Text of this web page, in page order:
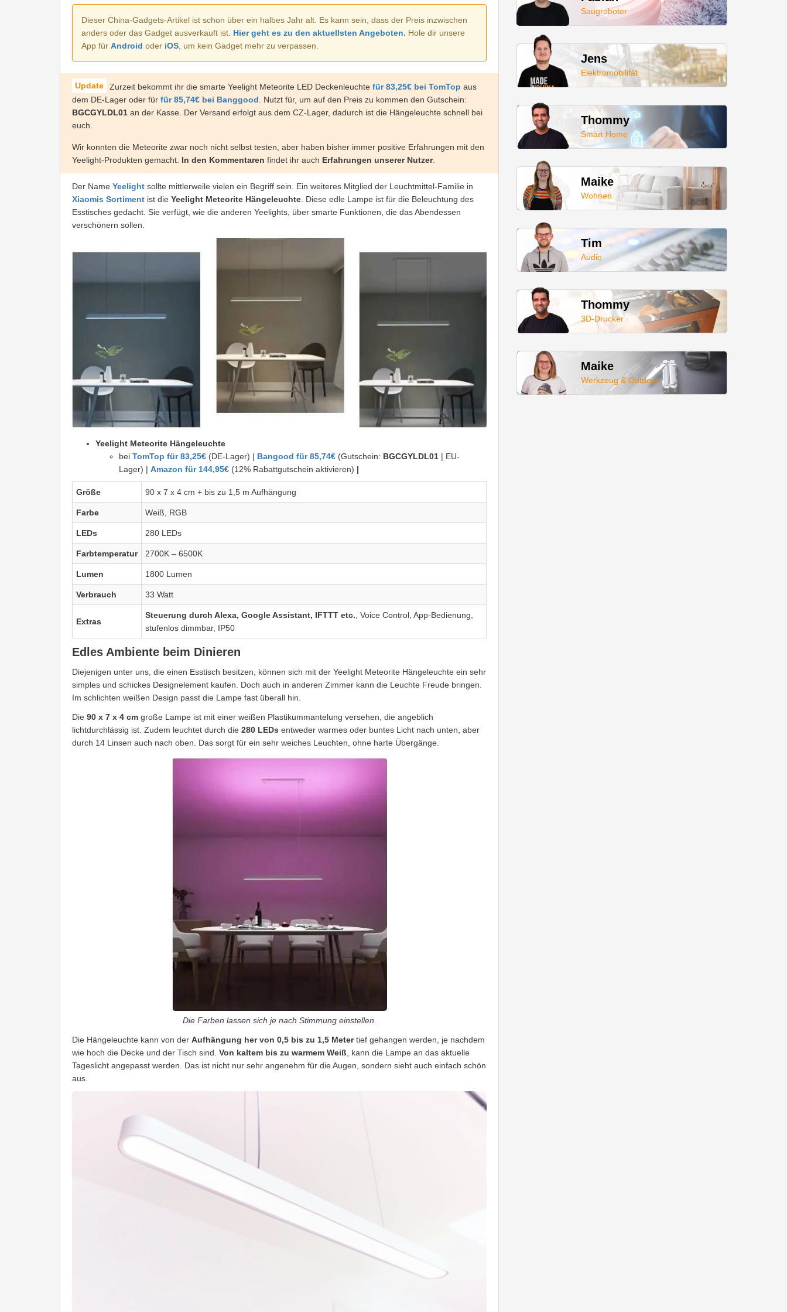
Dieser China-Gadgets-Artikel ist schon über ein halbes Jahr alt. Es kann sein, dass der Preis inzwischen
anders oder das Gadget ausverkauft ist. Hier geht es zu den aktuellsten Angeboten. Hole dir unsere
App für Android oder iOS , um kein Gadget mehr zu verpassen.
Zurzeit bekommt ihr die smarte Yeelight Meteorite LED Deckenleuchte für 83,25€ bei TomTop aus
dem DE-Lager oder für für 85,74€ bei Banggood . Nutzt für, um auf den Preis zu kommen den Gutschein:
BGCGYLDL01 an der Kasse. Der Versand erfolgt aus dem CZ-Lager, dadurch ist die Hängeleuchte schnell bei
euch.
Wir konnten die Meteorite zwar noch nicht selbst testen, aber haben bisher immer positive Erfahrungen mit den
Yeelight-Produkten gemacht. In den Kommentaren findet ihr auch Erfahrungen unserer Nutzer.
Der Name Yeelight sollte mittlerweile vielen ein Begriff sein. Ein weiteres Mitglied der Leuchtmittel-Familie in
Xiaomis Sortiment ist die Yeelight Meteorite Hängeleuchte . Diese edle Lampe ist für die Beleuchtung des
Esstisches gedacht. Sie verfügt, wie die anderen Yeelights, über smarte Funktionen, die das Abendessen
verschönern sollen.
Yeelight Meteorite Hängeleuchte
bei TomTop für 83,25€ (DE-Lager) | Bangood für 85,74€ (Gutschein: BGCGYLDL01 | EU-
Lager) | Amazon für 144,95€ (12% Rabattgutschein aktivieren) |
Größe 90 x 7 x 4 cm + bis zu 1,5 m Aufhängung
Farbe Weiß, RGB
LEDs 280 LEDs
Farbtemperatur 2700K – 6500K
Lumen 1800 Lumen
Verbrauch 33 Watt
Extras
Steuerung durch Alexa, Google Assistant, IFTTT etc. , Voice Control, App-Bedienung,
stufenlos dimmbar, IP50
Edles Ambiente beim Dinieren
Diejenigen unter uns, die einen Esstisch besitzen, können sich mit der Yeelight Meteorite Hängeleuchte ein sehr
simples und schickes Designelement kaufen. Doch auch in anderen Zimmer kann die Leuchte Freude bringen.
Im schlichten weißen Design passt die Lampe fast überall hin.
Die 90 x 7 x 4 cm große Lampe ist mit einer weißen Plastikummantelung versehen, die angeblich
lichtdurchlässig ist. Zudem leuchtet durch die 280 LEDs entweder warmes oder buntes Licht nach unten, aber
durch 14 Linsen auch nach oben. Das sorgt für ein sehr weiches Leuchten, ohne harte Übergänge.
Die Farben lassen sich je nach Stimmung einstellen.
Die Hängeleuchte kann von der Aufhängung her von 0,5 bis zu 1,5 Metertief gehangen werden, je nachdem
wie hoch die Decke und der Tisch sind. Von kaltem bis zu warmem Weiß , kann die Lampe an das aktuelle
Tageslicht angepasst werden. Das ist nicht nur sehr angenehm für die Augen, sondern sieht auch einfach schön
aus.
Saugroboter
Jens
Elektromobilität
Thommy
Smart Home
Maike
Wohnen
Tim
Audio
Thommy
3D-Drucker
Maike
Werkzeug & Outdoor